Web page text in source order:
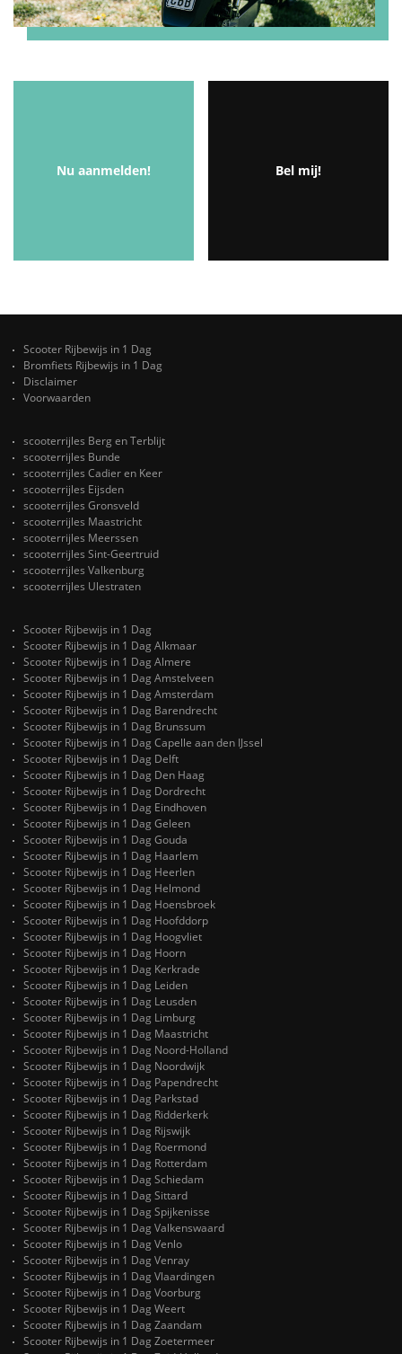
Nu aanmelden! Bel mij!
Scooter Rijbewijs in 1 Dag
Bromfiets Rijbewijs in 1 Dag
Disclaimer
Voorwaarden
scooterrijles Berg en Terblijt
scooterrijles Bunde
scooterrijles Cadier en Keer
scooterrijles Eijsden
scooterrijles Gronsveld
scooterrijles Maastricht
scooterrijles Meerssen
scooterrijles Sint-Geertruid
scooterrijles Valkenburg
scooterrijles Ulestraten
Scooter Rijbewijs in 1 Dag
Scooter Rijbewijs in 1 Dag Alkmaar
Scooter Rijbewijs in 1 Dag Almere
Scooter Rijbewijs in 1 Dag Amstelveen
Scooter Rijbewijs in 1 Dag Amsterdam
Scooter Rijbewijs in 1 Dag Barendrecht
Scooter Rijbewijs in 1 Dag Brunssum
Scooter Rijbewijs in 1 Dag Capelle aan den IJssel
Scooter Rijbewijs in 1 Dag Delft
Scooter Rijbewijs in 1 Dag Den Haag
Scooter Rijbewijs in 1 Dag Dordrecht
Scooter Rijbewijs in 1 Dag Eindhoven
Scooter Rijbewijs in 1 Dag Geleen
Scooter Rijbewijs in 1 Dag Gouda
Scooter Rijbewijs in 1 Dag Haarlem
Scooter Rijbewijs in 1 Dag Heerlen
Scooter Rijbewijs in 1 Dag Helmond
Scooter Rijbewijs in 1 Dag Hoensbroek
Scooter Rijbewijs in 1 Dag Hoofddorp
Scooter Rijbewijs in 1 Dag Hoogvliet
Scooter Rijbewijs in 1 Dag Hoorn
Scooter Rijbewijs in 1 Dag Kerkrade
Scooter Rijbewijs in 1 Dag Leiden
Scooter Rijbewijs in 1 Dag Leusden
Scooter Rijbewijs in 1 Dag Limburg
Scooter Rijbewijs in 1 Dag Maastricht
Scooter Rijbewijs in 1 Dag Noord-Holland
Scooter Rijbewijs in 1 Dag Noordwijk
Scooter Rijbewijs in 1 Dag Papendrecht
Scooter Rijbewijs in 1 Dag Parkstad
Scooter Rijbewijs in 1 Dag Ridderkerk
Scooter Rijbewijs in 1 Dag Rijswijk
Scooter Rijbewijs in 1 Dag Roermond
Scooter Rijbewijs in 1 Dag Rotterdam
Scooter Rijbewijs in 1 Dag Schiedam
Scooter Rijbewijs in 1 Dag Sittard
Scooter Rijbewijs in 1 Dag Spijkenisse
Scooter Rijbewijs in 1 Dag Valkenswaard
Scooter Rijbewijs in 1 Dag Venlo
Scooter Rijbewijs in 1 Dag Venray
Scooter Rijbewijs in 1 Dag Vlaardingen
Scooter Rijbewijs in 1 Dag Voorburg
Scooter Rijbewijs in 1 Dag Weert
Scooter Rijbewijs in 1 Dag Zaandam
Scooter Rijbewijs in 1 Dag Zoetermeer